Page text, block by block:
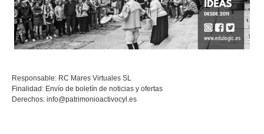
Responsable: RC Mares Virtuales SL
Finalidad: Envío de boletín de noticias y ofertas
Derechos: info@patrimonioactivocyl.es